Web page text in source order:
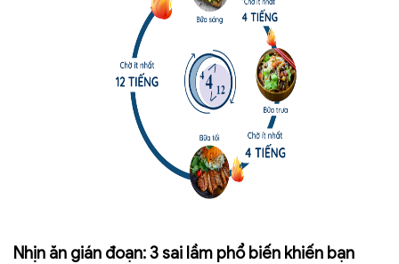
Nhịn ăn gián đoạn: 3 sai lầm phổ biến khiến bạn